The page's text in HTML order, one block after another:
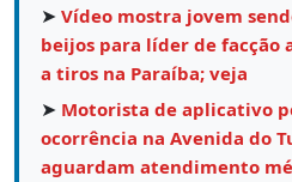
➤ Vídeo mostra jovem
beijos para líder de facção
a tiros na Paraíba; veja
➤ Motorista de aplicativo
ocorrência na Avenida do
aguardam atendimento